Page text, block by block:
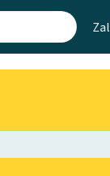
Mapa Wolnych
Leśmianator